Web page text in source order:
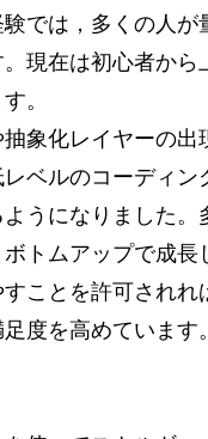
では，多くの人
現在は初心者か
。
象化レイヤーの
ベルのコーディ
うになりました
トムアップで成
ことを許可され
度を高めています。